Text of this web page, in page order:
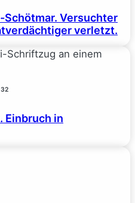
Schötmar. Versuchter
verletzt.
32
Einbruch in